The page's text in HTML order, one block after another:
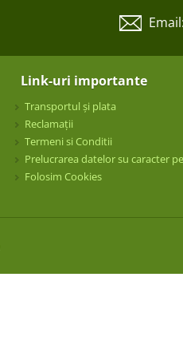
Link-uri importante
Transportul și plata
Reclamații
Termeni si Conditii
Prelucrarea datelor su caracter
Folosim Cookies